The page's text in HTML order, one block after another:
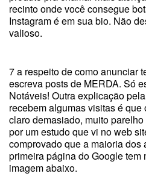
recinto onde você consegue
Instagram é em sua bio. Não
valioso.
7 a respeito de como anunciar
escreva posts de MERDA. Só
Notáveis! Outra explicação
recebem algumas visitas é
claro demasiado, muito
por um estudo que vi no web
comprovado que a maioria dos
primeira página do Google tem
imagem abaixo.